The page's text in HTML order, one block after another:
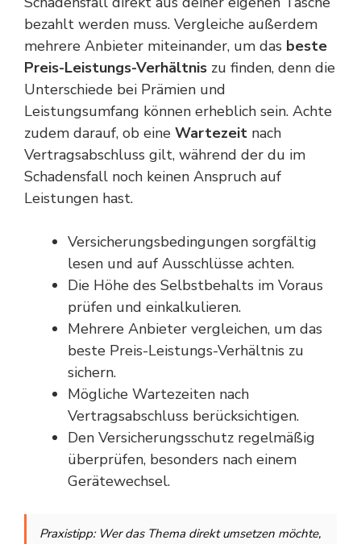
bezahlt werden muss. Vergleiche außerdem
mehrere Anbieter miteinander, um das beste
Preis-Leistungs-Verhältnis zu finden, denn die
Unterschiede bei Prämien und
Leistungsumfang können erheblich sein. Achte
zudem darauf, ob eine Wartezeit nach
Vertragsabschluss gilt, während der du im
Schadensfall noch keinen Anspruch auf
Leistungen hast.
Versicherungsbedingungen sorgfältig
lesen und auf Ausschlüsse achten.
Die Höhe des Selbstbehalts im Voraus
prüfen und einkalkulieren.
Mehrere Anbieter vergleichen, um das
beste Preis-Leistungs-Verhältnis zu
sichern.
Mögliche Wartezeiten nach
Vertragsabschluss berücksichtigen.
Den Versicherungsschutz regelmäßig
überprüfen, besonders nach einem
Gerätewechsel.
Praxistipp: Wer das Thema direkt umsetzen möchte,